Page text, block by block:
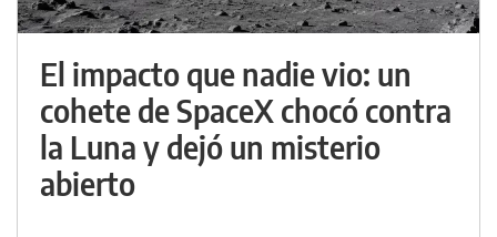
El impacto que nadie vio: un
cohete de SpaceX chocó contra
la Luna y dejó un misterio
abierto